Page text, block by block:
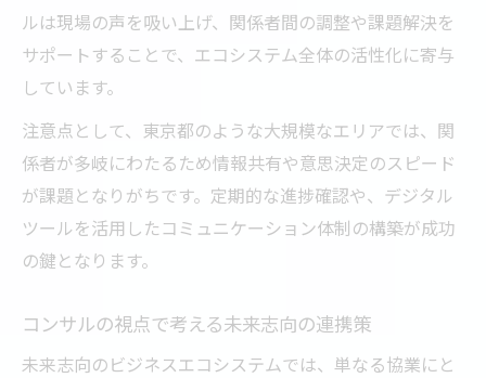
ルは現場の声を吸い上げ、関係者間の調整や課題解決を
サポートすることで、エコシステム全体の活性化に寄与
しています。
注意点として、東京都のような大規模なエリアでは、関
係者が多岐にわたるため情報共有や意思決定のスピード
が課題となりがちです。定期的な進捗確認や、デジタル
ツールを活用したコミュニケーション体制の構築が成功
の鍵となります。
コンサルの視点で考える未来志向の連携策
未来志向のビジネスエコシステムでは、単なる協業にと